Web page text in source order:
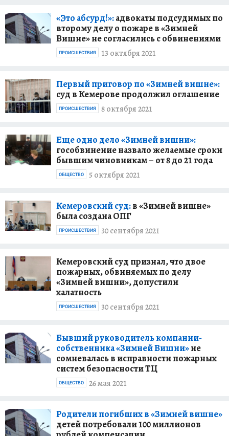
«Это абсурд!»:адвокаты подсудимых по
второму делу о пожаре в «Зимней
Вишне» не согласились с обвинениями
13 октября 2021
ПРОИСШЕСТВИЯ
Первый приговор по «Зимней вишне»:
суд в Кемерове продолжил оглашение
8 октября 2021
ПРОИСШЕСТВИЯ
Еще одно дело «Зимней вишни»:
гособвинение назвало желаемые сроки
бывшим чиновникам – от 8 до 21 года
5 октября 2021
ОБЩЕСТВО
Кемеровский суд:в «Зимней вишне»
была создана ОПГ
30 сентября 2021
ПРОИСШЕСТВИЯ
Кемеровский суд признал, что двое
пожарных, обвиняемых по делу
«Зимней вишни», допустили
халатность
30 сентября 2021
ПРОИСШЕСТВИЯ
Бывший руководитель компании-
собственника «Зимней Вишни»не
сомневалась в исправности пожарных
систем безопасности ТЦ
26 мая 2021
ОБЩЕСТВО
Родители погибших в «Зимней вишне»
детей потребовали 100 миллионов